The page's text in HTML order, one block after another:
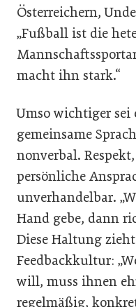
Österreichern,
„Fußball ist die
macht ihn stark.“
Umso wichtiger sei
gemeinsame
nonverbal.
persönliche
unverhandelbar.
Hand gebe, dann
Diese Haltung
Feedbackkultur:
will, muss ihnen
regelmäßig,